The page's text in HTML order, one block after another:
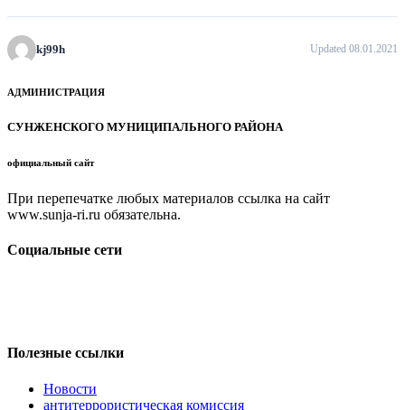
kj99h Updated 08.01.2021
АДМИНИСТРАЦИЯ
СУНЖЕНСКОГО МУНИЦИПАЛЬНОГО РАЙОНА
официальный сайт
При перепечатке любых материалов ссылка на сайт
www.sunja-ri.ru обязательна.
Социальные сети
Полезные ссылки
Новости
антитеррористическая комиссия